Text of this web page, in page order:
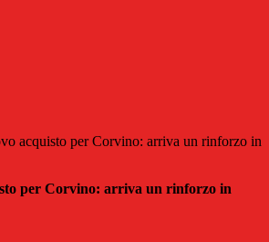
acquisto per Corvino: arriva un rinforzo in
per Corvino: arriva un rinforzo in